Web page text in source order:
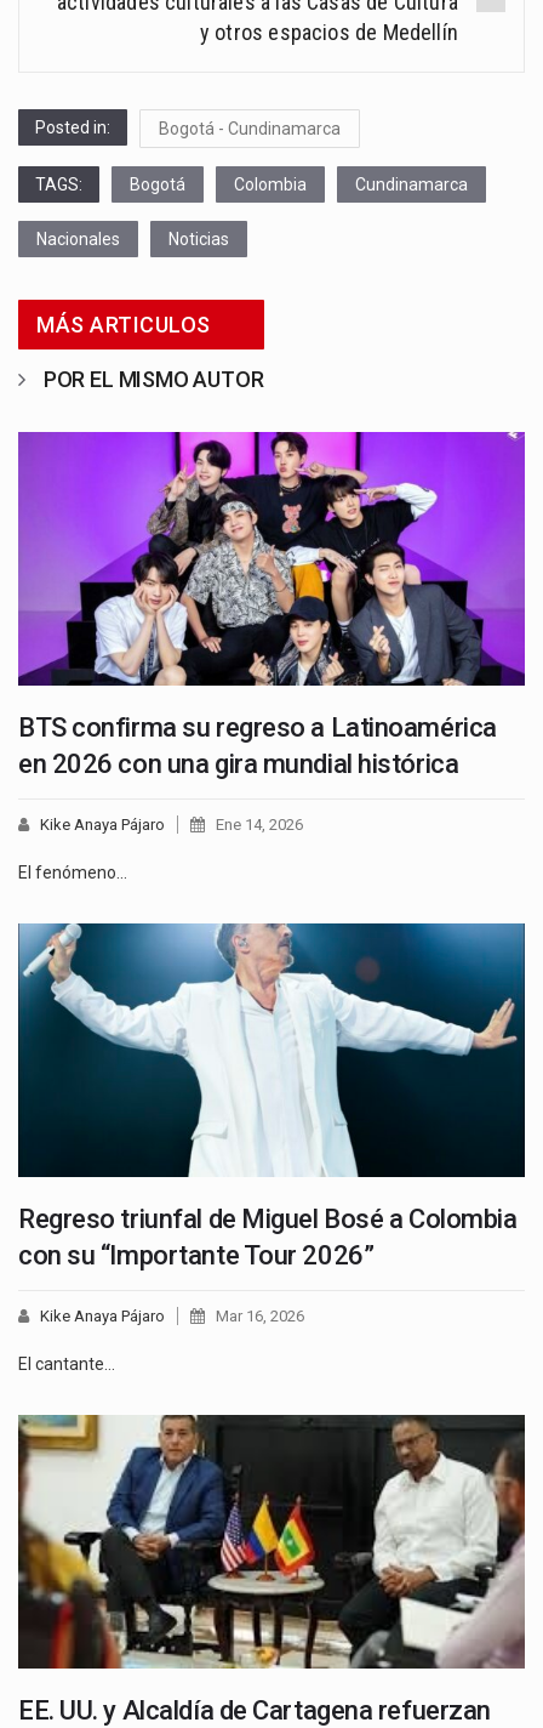
y otros espacios de Medellín
Posted in: Bogotá - Cundinamarca
TAGS: Bogotá Colombia Cundinamarca
Nacionales Noticias
MÁS ARTICULOS
POR EL MISMO AUTOR
BTS confirma su regreso a Latinoamérica
en 2026 con una gira mundial histórica
Kike Anaya Pájaro Ene 14, 2026
El fenómeno…
Regreso triunfal de Miguel Bosé a Colombia
con su “Importante Tour 2026”
Kike Anaya Pájaro Mar 16, 2026
El cantante…
EE. UU. y Alcaldía de Cartagena refuerzan